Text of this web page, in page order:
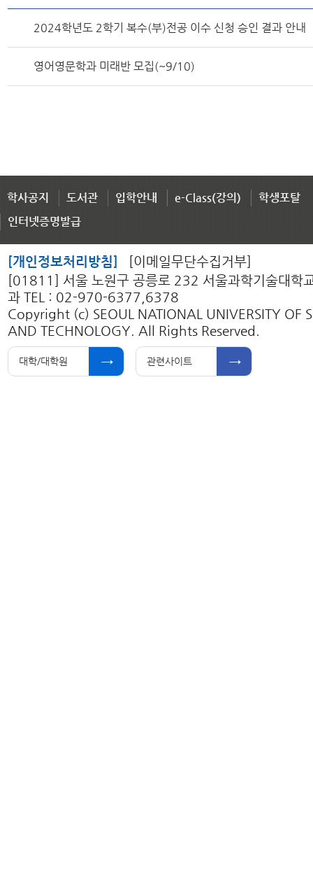
2024학년도 2학기 복수(부)전공 이수 신청 승인 결과 안내
영어영문학과 미래반 모집(~9/10)
학사공지 도서관 입학안내 e-Class(강의)
학생포탈
인터넷증명발급
[개인정보처리방침]
[이메일무단수집거부]
[01811] 서울 노원구 공릉로 232 서울과학기술대학
과 TEL : 02-970-6377,6378
Copyright (c) SEOUL NATIONAL UNIVERSITY OF
AND TECHNOLOGY. All Rights Reserved.
대학/대학원 관련사이트